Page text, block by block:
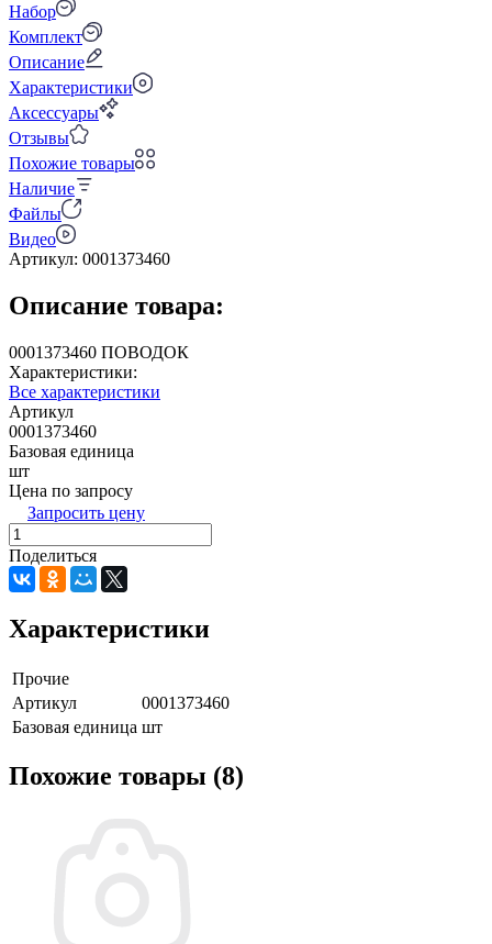
Набор
Комплект
Описание
Характеристики
Аксессуары
Отзывы
Похожие товары
Наличие
Файлы
Видео
Артикул: 0001373460
Описание товара:
0001373460 ПОВОДОК
Характеристики:
Все характеристики
Артикул
0001373460
Базовая единица
шт
Цена по запросу
Запросить цену
Поделиться
Характеристики
Прочие
Артикул
0001373460
Базовая единица шт
Похожие товары (8)